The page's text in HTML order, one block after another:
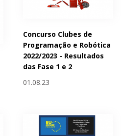
Concurso Clubes de
Programação e Robótica
2022/2023 - Resultados
das Fase 1 e 2
01.08.23